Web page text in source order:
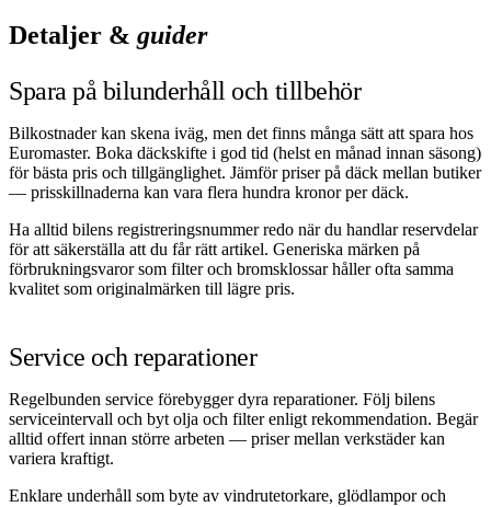
Detaljer & guider
Spara på bilunderhåll och tillbehör
Bilkostnader kan skena iväg, men det finns många sätt att spara hos
Euromaster. Boka däckskifte i god tid (helst en månad innan säsong)
för bästa pris och tillgänglighet. Jämför priser på däck mellan butiker
— prisskillnaderna kan vara flera hundra kronor per däck.
Ha alltid bilens registreringsnummer redo när du handlar reservdelar
för att säkerställa att du får rätt artikel. Generiska märken på
förbrukningsvaror som filter och bromsklossar håller ofta samma
kvalitet som originalmärken till lägre pris.
Service och reparationer
Regelbunden service förebygger dyra reparationer. Följ bilens
serviceintervall och byt olja och filter enligt rekommendation. Begär
alltid offert innan större arbeten — priser mellan verkstäder kan
variera kraftigt.
Enklare underhåll som byte av vindrutetorkare, glödlampor och